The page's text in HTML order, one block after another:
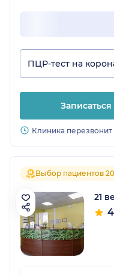
ПЦР-тест на
Клиника перезвонит
Выбор пациентов
21